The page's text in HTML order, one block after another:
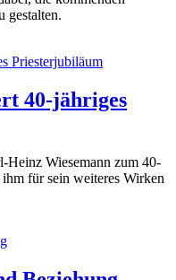
gestalten.
40-jähriges
Wiesemann zum 40-
für sein weiteres Wirken